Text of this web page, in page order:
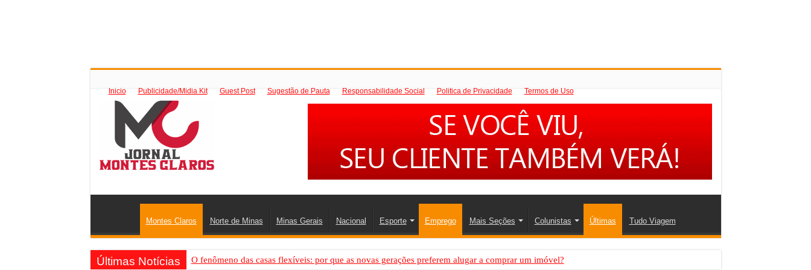
Inicio Publicidade/Midia Kit Guest Post Sugestão de Pauta Responsabilidade Social Politica de Privacidade Termos de Uso
Montes Claros Norte de Minas Minas Gerais Nacional Esporte Emprego Mais Seções Colunistas Últimas Tudo Viagem
Últimas Notícias O fenômeno das casas flexíveis: por que as novas gerações preferem alugar a comprar um imóvel?